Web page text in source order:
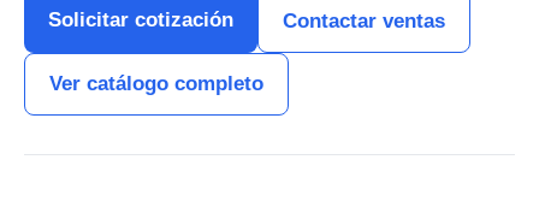
Solicitar cotización Contactar ventas
Ver catálogo completo